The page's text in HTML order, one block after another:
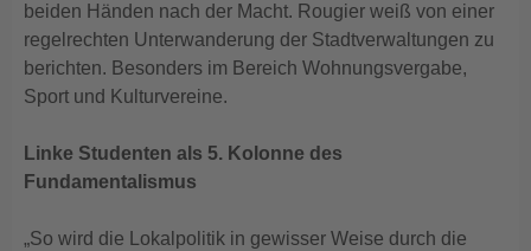
beiden Händen nach der Macht. Rougier weiß von einer
regelrechten Unterwanderung der Stadtverwaltungen zu
berichten. Besonders im Bereich Wohnungsvergabe,
Sport und Kulturvereine.
Linke Studenten als 5. Kolonne des
Fundamentalismus
„So wird die Lokalpolitik in gewisser Weise durch die